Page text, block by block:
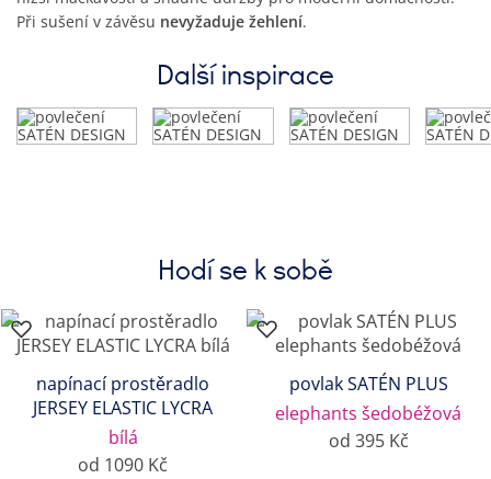
Při sušení v závěsu nevyžaduje žehlení.
Další inspirace
Hodí se k sobě
napínací prostěradlo
JERSEY ELASTIC LYCRA
bílá
od 1090 Kč
povlak SATÉN PLUS
elephants šedobéžová
od 395 Kč